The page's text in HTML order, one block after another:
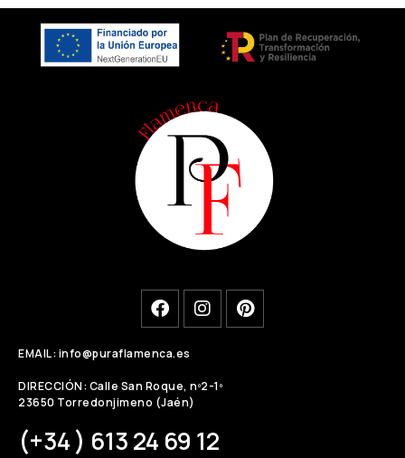
EMAIL: info@puraflamenca.es
DIRECCIÓN: Calle San Roque, nº2-1º
23650 Torredonjimeno (Jaén)
(+34 ) 613 24 69 12